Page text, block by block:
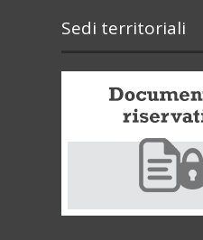
Sedi territoriali